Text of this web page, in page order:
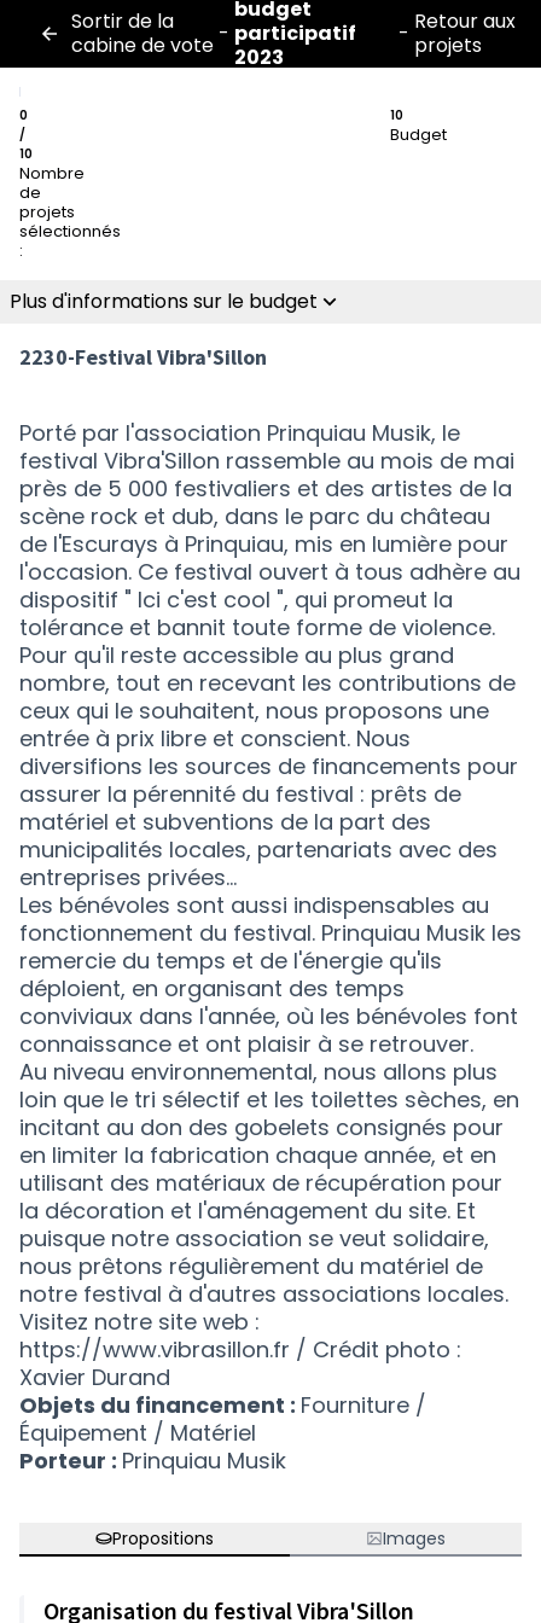
Sortir de la
cabine de vote -
budget
participatif
2023
- Retour aux
projets
0
/
10
Nombre
de
projets
sélectionnés
:
10
Budget
Plus d'informations sur le budget
2230-Festival Vibra'Sillon
Porté par l'association Prinquiau Musik, le
festival Vibra'Sillon rassemble au mois de mai
près de 5 000 festivaliers et des artistes de la
scène rock et dub, dans le parc du château
de l'Escurays à Prinquiau, mis en lumière pour
l'occasion. Ce festival ouvert à tous adhère au
dispositif " Ici c'est cool ", qui promeut la
tolérance et bannit toute forme de violence.
Pour qu'il reste accessible au plus grand
nombre, tout en recevant les contributions de
ceux qui le souhaitent, nous proposons une
entrée à prix libre et conscient. Nous
diversifions les sources de financements pour
assurer la pérennité du festival : prêts de
matériel et subventions de la part des
municipalités locales, partenariats avec des
entreprises privées…
Les bénévoles sont aussi indispensables au
fonctionnement du festival. Prinquiau Musik les
remercie du temps et de l'énergie qu'ils
déploient, en organisant des temps
conviviaux dans l'année, où les bénévoles font
connaissance et ont plaisir à se retrouver.
Au niveau environnemental, nous allons plus
loin que le tri sélectif et les toilettes sèches, en
incitant au don des gobelets consignés pour
en limiter la fabrication chaque année, et en
utilisant des matériaux de récupération pour
la décoration et l'aménagement du site. Et
puisque notre association se veut solidaire,
nous prêtons régulièrement du matériel de
notre festival à d'autres associations locales.
Visitez notre site web :
https://www.vibrasillon.fr / Crédit photo :
Xavier Durand
Objets du financement : Fourniture /
Équipement / Matériel
Porteur : Prinquiau Musik
Propositions Images
Organisation du festival Vibra'Sillon